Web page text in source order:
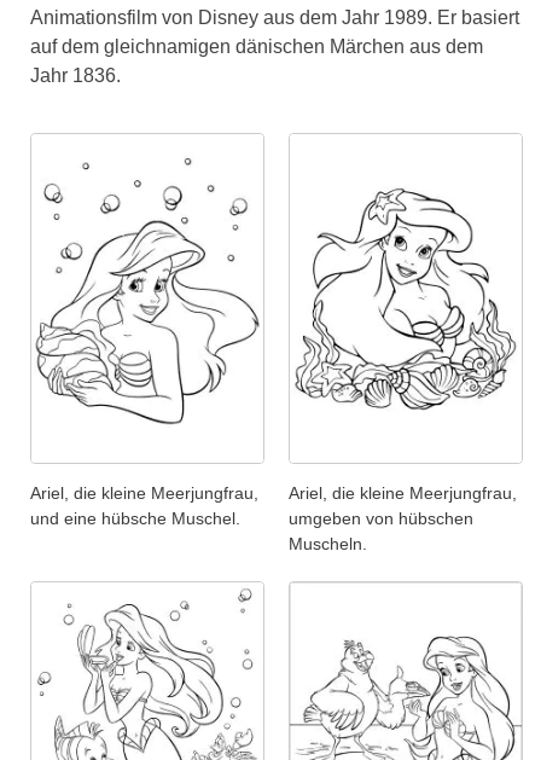
Animationsfilm von Disney aus dem Jahr 1989. Er basiert
auf dem gleichnamigen dänischen Märchen aus dem
Jahr 1836.
Ariel, die kleine Meerjungfrau,
und eine hübsche Muschel.
Ariel, die kleine Meerjungfrau,
umgeben von hübschen
Muscheln.